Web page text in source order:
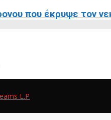
που έκρυψε τον
L.P